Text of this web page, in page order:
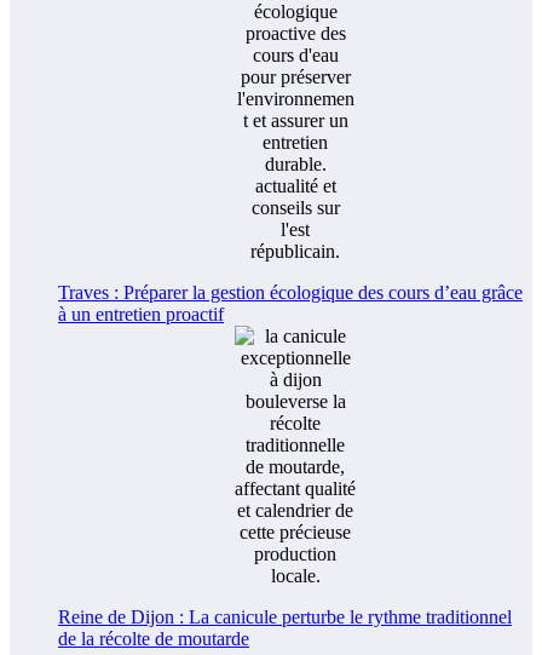
Traves : Préparer la gestion écologique des cours d’eau grâce
à un entretien proactif
Reine de Dijon : La canicule perturbe le rythme traditionnel
de la récolte de moutarde